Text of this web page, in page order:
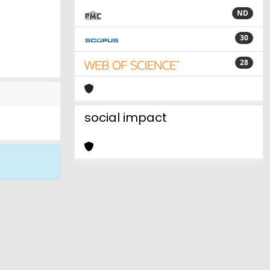
ND
30
28
social impact